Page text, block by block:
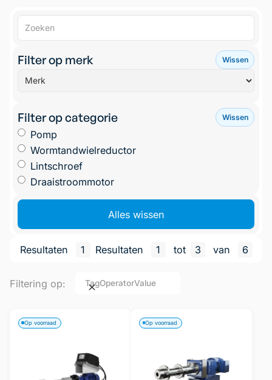
Filter op merk Wissen
Filter op categorie Wissen
Pomp
Wormtandwielreductor
Lintschroef
Draaistroommotor
Alles wissen
Resultaten 1 Resultaten 1 tot 3 van 6
Filtering op: TagOperatorValue
Op voorraad Op voorraad